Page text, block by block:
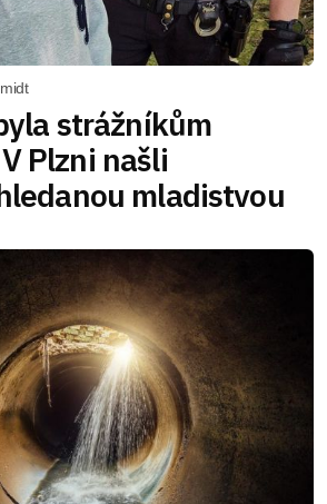
strážníkům
Plzni našli
mladistvou